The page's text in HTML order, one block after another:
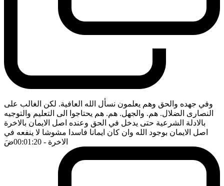
وفي جهده والحق وهم يعلمون نسأل الله العافية. لكن الغالب على
النصارى الضلال. هم. والجهل. هم. هم يحتاجوا الى التعليم والتوجيه
بالادلة الشرعية حتى يدخل في الحق وعنده اصل الايمان بالاخرة
اصل الايمان بوجود الله وان كان ايمانا فاسدا مشوشا لا ينفعه في
الاخرة - 00:01:20 ضَ